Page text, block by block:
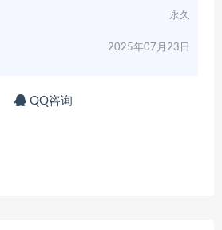
永久
2025年07月23日
QQ咨询